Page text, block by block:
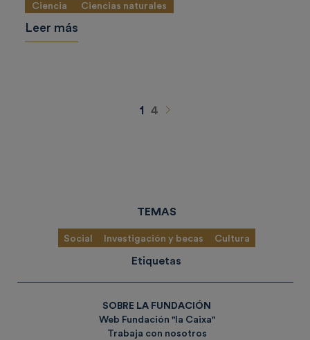
Ciencia Ciencias naturales
Leer más
1 4 Siguiente
TEMAS
Social Investigación y becas Cultura
Etiquetas
SOBRE LA FUNDACIÓN
Web Fundación "la Caixa"
Trabaja con nosotros